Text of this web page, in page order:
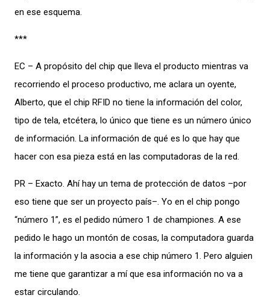
en ese esquema.
***
EC – A propósito del chip que lleva el producto mientras va
recorriendo el proceso productivo, me aclara un oyente,
Alberto, que el chip RFID no tiene la información del color,
tipo de tela, etcétera, lo único que tiene es un número único
de información. La información de qué es lo que hay que
hacer con esa pieza está en las computadoras de la red.
PR – Exacto. Ahí hay un tema de protección de datos –por
eso tiene que ser un proyecto país–. Yo en el chip pongo
“número 1”, es el pedido número 1 de championes. A ese
pedido le hago un montón de cosas, la computadora guarda
la información y la asocia a ese chip número 1. Pero alguien
me tiene que garantizar a mí que esa información no va a
estar circulando.